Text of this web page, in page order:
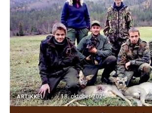
ARTIKKEL 18. oktober 2025